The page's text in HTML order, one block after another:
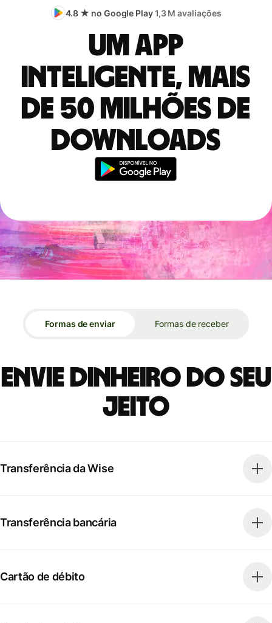
4.8 ★ no Google Play1,3 M avaliações
Um app
inteligente, mais
de 50 milhões de
downloads
Formas de enviar Formas de receber
Envie dinheiro do seu
jeito
Transferência da Wise
Transferência bancária
Cartão de débito